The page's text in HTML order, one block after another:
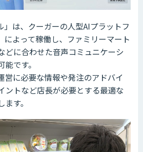
」は、クーガーの人型AIプラットフ
によって稼働し、ファミリーマート
どに合わせた音声コミュニケーシ
です。
営に必要な情報や発注のアドバイ
ントなど店長が必要とする最適な
す。